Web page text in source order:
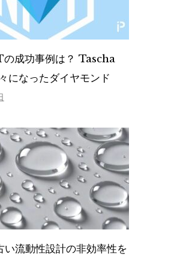
成功事例は？ Tascha
になったダイヤモンド
い流動性設計の非効率性を